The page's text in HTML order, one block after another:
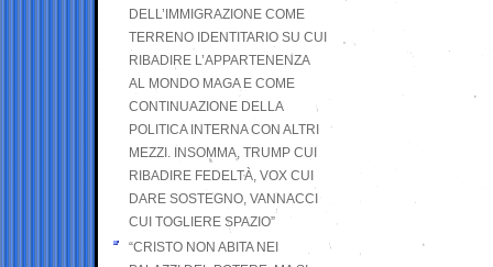
DELL’IMMIGRAZIONE COME
TERRENO IDENTITARIO SU CUI
RIBADIRE L’APPARTENENZA
AL MONDO MAGA E COME
CONTINUAZIONE DELLA
POLITICA INTERNA CON ALTRI
MEZZI. INSOMMA, TRUMP CUI
RIBADIRE FEDELTÀ, VOX CUI
DARE SOSTEGNO, VANNACCI
CUI TOGLIERE SPAZIO”
“CRISTO NON ABITA NEI